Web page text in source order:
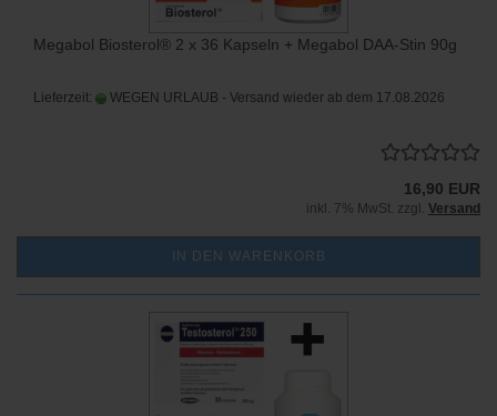
Megabol Biosterol® 2 x 36 Kapseln + Megabol DAA-Stin 90g
Lieferzeit: WEGEN URLAUB - Versand wieder ab dem 17.08.2026
16,90 EUR
inkl. 7% MwSt. zzgl. Versand
IN DEN WARENKORB